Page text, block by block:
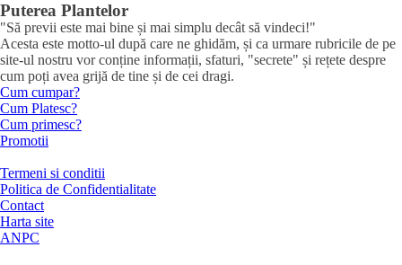
Puterea Plantelor
"Să previi este mai bine și mai simplu decât să vindeci!"
Acesta este motto-ul după care ne ghidăm, și ca urmare rubricile de pe
site-ul nostru vor conține informații, sfaturi, "secrete" și rețete despre
cum poți avea grijă de tine și de cei dragi.
Cum cumpar?
Cum Platesc?
Cum primesc?
Promotii
Termeni si conditii
Politica de Confidentialitate
Contact
Harta site
ANPC